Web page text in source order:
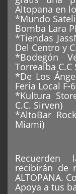
Altopana en
*Mundo
Bomba Lara
*Tiendas
Del Centro y
*Bodegón
Torrealba C.C
*De Los
Feria Local F-
*Kultura
C.C. Sirven)
*AltoBar
Miami)
Recuerden
recibirán de
ALTOPANA.
Apoya a tus